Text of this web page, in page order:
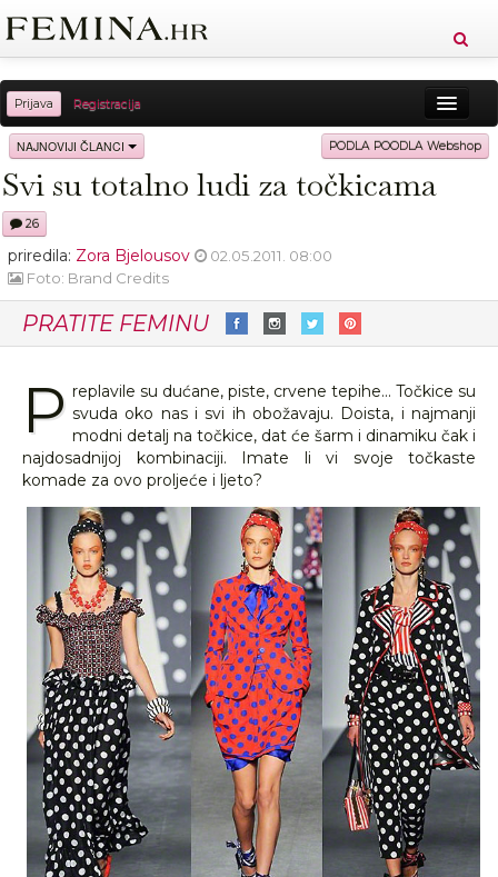
Prijava Registracija
Sreća Zdravlje Vitkost
Moda Ljubav Relax Putovanja Recepti
NAJNOVIJI ČLANCI PODLA POODLA Webshop
Svi su totalno ludi za točkicama
26
priredila: Zora Bjelousov
02.05.2011. 08:00
Foto: Brand Credits
PRATITE FEMINU
P replavile su dućane, piste, crvene tepihe... Točkice su
svuda oko nas i svi ih obožavaju. Doista, i najmanji
modni detalj na točkice, dat će šarm i dinamiku čak i
najdosadnijoj kombinaciji. Imate li vi svoje točkaste
komade za ovo proljeće i ljeto?